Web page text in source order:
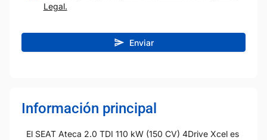
Legal.
Enviar
Información principal
El SEAT Ateca 2.0 TDI 110 kW (150 CV) 4Drive Xcel es